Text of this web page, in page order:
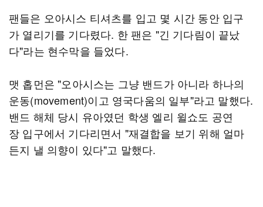
팬들은 오아시스 티셔츠를 입고 몇 시간 동안 입구
가 열리기를 기다렸다. 한 팬은 "긴 기다림이 끝났
다"라는 현수막을 들었다.
맷 홉먼은 "오아시스는 그냥 밴드가 아니라 하나의
운동(movement)이고 영국다움의 일부"라고 말했다.
밴드 해체 당시 유아였던 학생 엘리 윌쇼도 공연
장 입구에서 기다리면서 "재결합을 보기 위해 얼마
든지 낼 의향이 있다"고 말했다.